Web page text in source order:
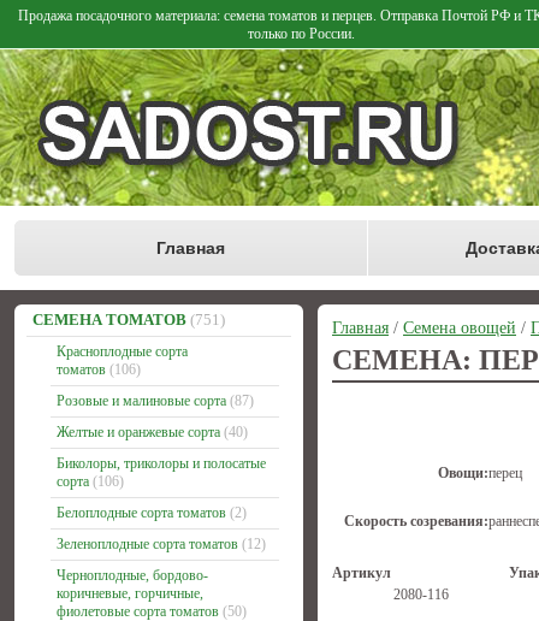
Продажа посадочного материала: семена томатов и перцев. Отправка Почтой РФ и
только по России.
Главная
СЕМЕНА ТОМАТОВ (751)
Красноплодные сорта
томатов (106)
Розовые и малиновые сорта (87)
Желтые и оранжевые сорта (40)
Биколоры, триколоры и полосатые
сорта (106)
Белоплодные сорта томатов (2)
Зеленоплодные сорта томатов (12)
Черноплодные, бордово-
коричневые, горчичные,
фиолетовые сорта томатов (50)
Главная / Семена овощей /
СЕМЕНА:
Овощи:перец
Скорость созревания:
Артикул
2080-116